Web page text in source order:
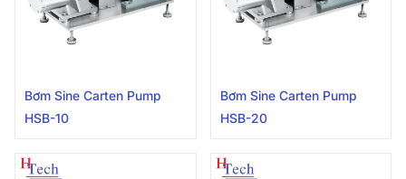
Bơm Sine Carten Pump
HSB-10
Bơm Sine Carten Pump
HSB-20